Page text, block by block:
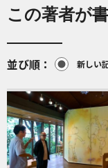
この著者が
並び順 新しい